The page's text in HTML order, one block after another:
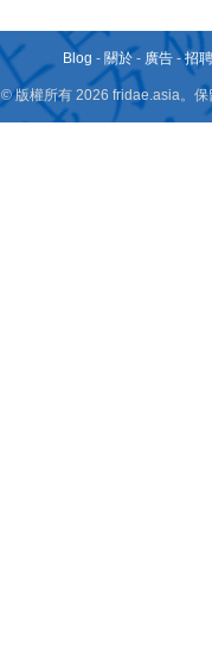
Blog - 關於 - 廣告 -招
© 版權所有 2026 fridae.asia。